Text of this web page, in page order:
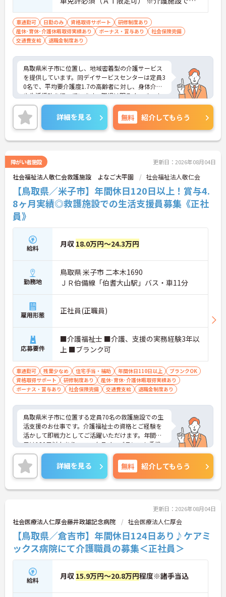
業務経験ある方歓迎
車通勤可 日勤のみ 資格取得サポート
研修制度あり
産休･育休･介護休暇取得実績あり
ボーナス・賞与あり
社会保険完備
交通費支給
退職金制度あり
鳥取県米子市に位置し、地域密着型の介護サービス
を提供しています。同デイサービスセンターは定員3
0名で、平均要介護度1.7の高齢者に対し、身体介護
や生活援助を行っています。職場は明るく、チーム
ワークを重視した雰囲気で、5名の職員が協力して
送迎業務を分担しています。教育・研修制度も充実
しており、介護福祉士の資格取得を支援します。日
曜固定休み、日勤のみのご勤務ですので、生活リズ
ムを整えやすく無理なくご勤務いただけます♪ご興
細をお話ししますのでお気軽にご相談ください！
詳細を見る 無料 紹介してもらう
障がい者施設 更新日：2026年08月04日
社会福祉法人敬仁会救護施設 よなご大平園 社会福祉法人敬仁会
【鳥取県／米子市】年間休日120日以上！賞与4.
8ヶ月実績◎救護施設での生活支援員募集《正社
員》
給料 月収 18.0万円～24.3万円
勤務地
鳥取県 米子市 二本木1690
ＪＲ伯備線「伯耆大山駅」バス・車11分
雇用形態 正社員(正職員)
応募要件
■介護福祉士 ■介護、支援の実務経験3年以
上 ■ブランク可
車通勤可 残業少なめ 住宅手当・補助 年間休日110日以上
ブランクOK
資格取得サポート
研修制度あり
産休･育休･介護休暇取得実績あり
ボーナス・賞与あり
社会保険完備 交通費支給 退職金制度あり
鳥取県米子市に位置する定員70名の救護施設での生
活支援のお仕事です。介護福祉士の資格とご経験を
活かして即戦力としてご活躍いただけます。年間休
日は120日以上あり、ワークライフバランスも重視
した働き方が叶います。住宅手当 、育成支援手当等
の各種手当も充実しております。賞与は4.8ヶ月分の
支給実績もありモチベーションにもつながります。
ご興味のある方には、面接対策ポイントなど、さら
に詳細をお話ししますのでお気軽にご相談くださ
詳細を見る 無料 紹介してもらう
更新日：2026年08月04日
社会医療法人仁厚会藤井政雄記念病院 社会医療法人仁厚会
【鳥取県／倉吉市】年間休日124日あり♪ケアミ
ックス病院にて介護職員の募集＜正社員＞
給料 月収 15.9万円～20.8万円程度※諸手当込